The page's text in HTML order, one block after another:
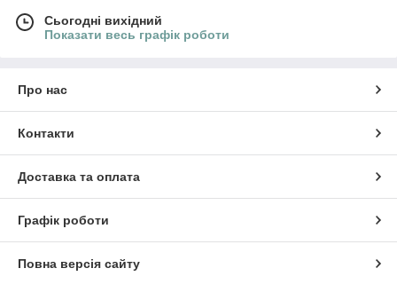
Сьогодні вихідний
Показати весь графік роботи
Про нас
Контакти
Доставка та оплата
Графік роботи
Повна версія сайту